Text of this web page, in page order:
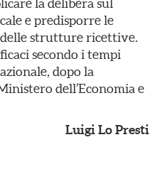
la delibera sul
e predisporre le
strutture ricettive.
secondo i tempi
dopo la
dell’Economia e
Luigi Lo Presti